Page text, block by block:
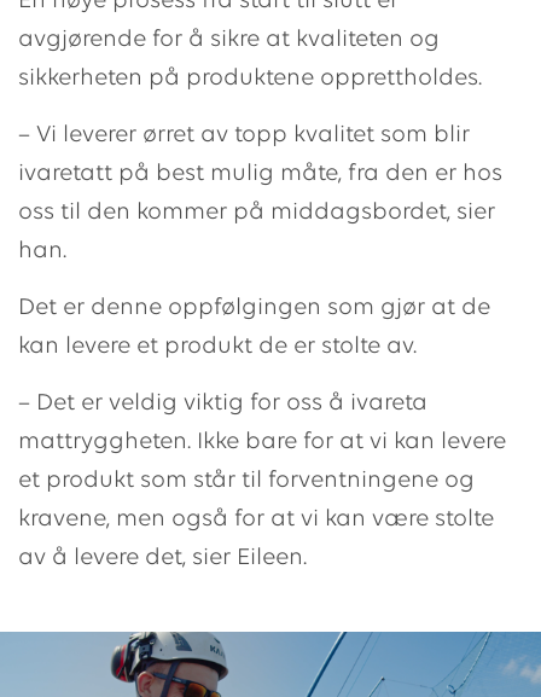
avgjørende for å sikre at kvaliteten og
sikkerheten på produktene opprettholdes.
– Vi leverer ørret av topp kvalitet som blir
ivaretatt på best mulig måte, fra den er hos
oss til den kommer på middagsbordet, sier
han.
Det er denne oppfølgingen som gjør at de
kan levere et produkt de er stolte av.
– Det er veldig viktig for oss å ivareta
mattryggheten. Ikke bare for at vi kan levere
et produkt som står til forventningene og
kravene, men også for at vi kan være stolte
av å levere det, sier Eileen.